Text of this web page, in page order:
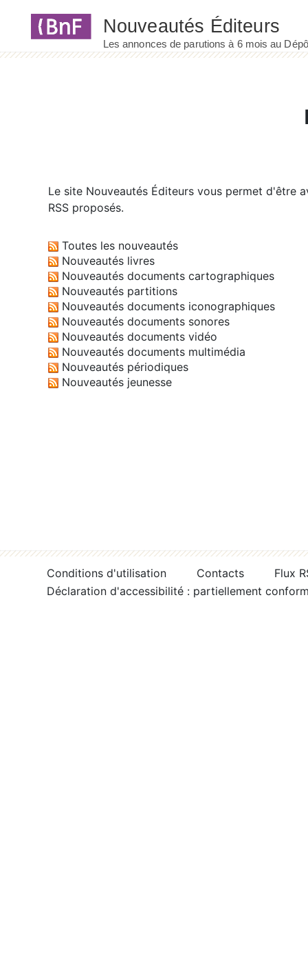
Le site Nouveautés Éditeurs vous permet d'être
RSS proposés.
Toutes les nouveautés
Nouveautés livres
Nouveautés documents cartographiques
Nouveautés partitions
Nouveautés documents iconographiques
Nouveautés documents sonores
Nouveautés documents vidéo
Nouveautés documents multimédia
Nouveautés périodiques
Nouveautés jeunesse
Conditions d'utilisation Contacts
Flux
Déclaration d'accessibilité : partiellement